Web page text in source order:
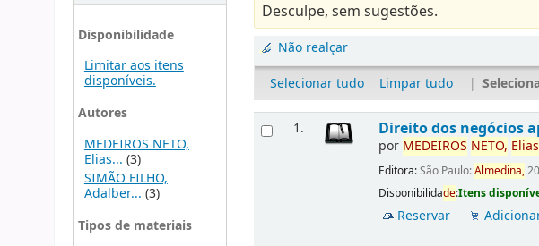
Disponibilidade
Limitar aos itens
disponíveis.
Autores
MEDEIROS NETO,
Elias... (3)
SIMÃO FILHO,
Adalber...(3)
Tipos de materiais
Desculpe, sem sugestões.
Não realçar
Selecionar tudo
Limpar tudo |
1. Direito dos negócios
por MEDEIROS NETO, Elias
Editora:São Paulo:Almedina,
Disponibilidade:Itens
Reservar